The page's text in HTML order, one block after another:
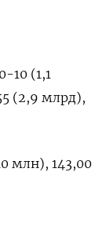
10 (1,1
(2,9 млрд),
млн), 143,00